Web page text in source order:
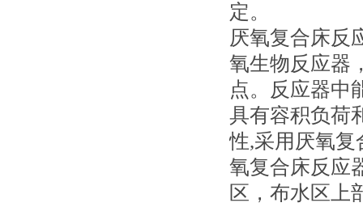
定。
厌氧复合床反
氧生物反应器
点。反应器中
具有容积负荷
性,采用厌氧
氧复合床反应
区，布水区上